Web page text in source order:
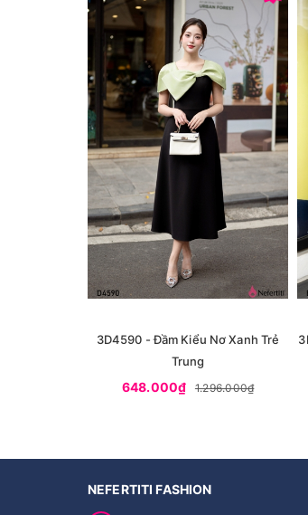
3D4590 - Đầm Kiểu Nơ Xanh Trẻ
Trung
648.000₫ 1.296.000₫
NEFERTITI FASHION